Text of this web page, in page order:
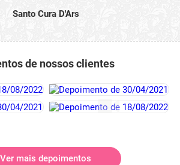
Santo Cura D'Ars
de nossos clientes
Ver mais depoimentos